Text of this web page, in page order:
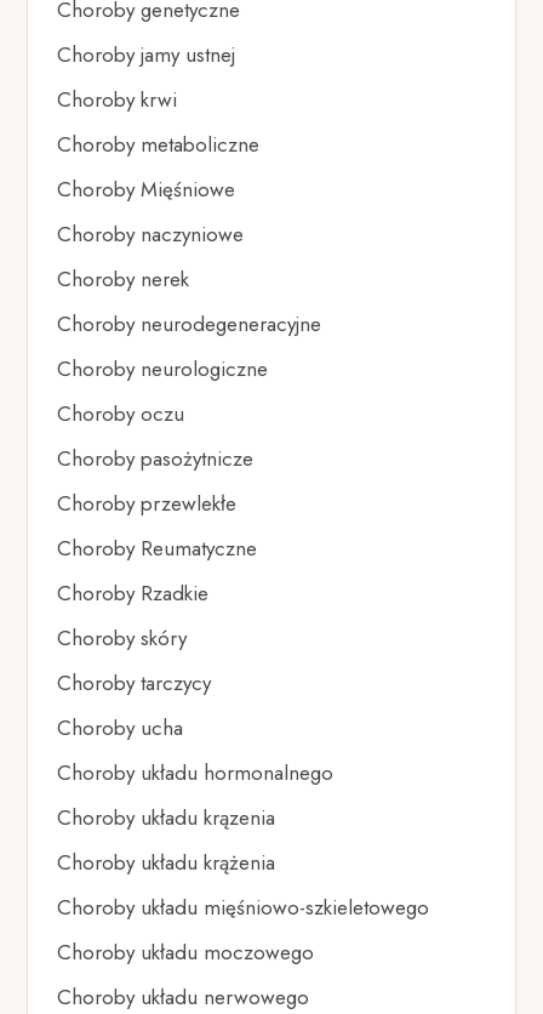
Choroby genetyczne
Choroby jamy ustnej
Choroby krwi
Choroby metaboliczne
Choroby Mięśniowe
Choroby naczyniowe
Choroby nerek
Choroby neurodegeneracyjne
Choroby neurologiczne
Choroby oczu
Choroby pasożytnicze
Choroby przewlekłe
Choroby Reumatyczne
Choroby Rzadkie
Choroby skóry
Choroby tarczycy
Choroby ucha
Choroby układu hormonalnego
Choroby układu krązenia
Choroby układu krążenia
Choroby układu mięśniowo-szkieletowego
Choroby układu moczowego
Choroby układu nerwowego